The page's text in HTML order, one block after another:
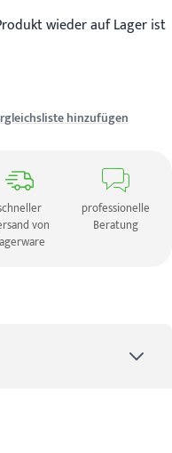
wieder auf Lager ist
hinzufügen
von
professionelle
Beratung